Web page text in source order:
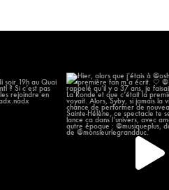
au
...
Hier, alors que j’étais à
première...
57